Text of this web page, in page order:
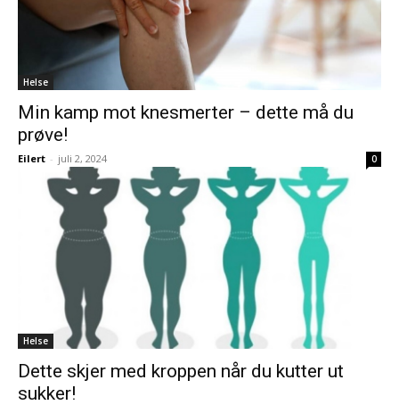
Helse
Min kamp mot knesmerter – dette må du
prøve!
Eilert - juli 2, 2024 0
Helse
Dette skjer med kroppen når du kutter ut
sukker!